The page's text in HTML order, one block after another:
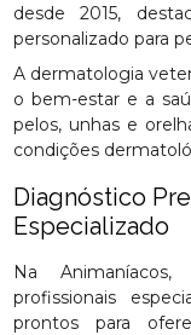
desde 2015,
personalizado para
A dermatologia
o bem-estar e a
pelos, unhas e
condições
Diagnóstico
Especializado
Na
profissionais
prontos para